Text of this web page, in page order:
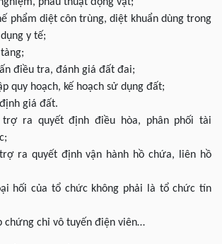
phẩm diệt côn trùng, diệt khuẩn dùng trong
y tế;
điều tra, đánh giá đất đai;
quy hoạch, kế hoạch sử dụng đất;
giá đất.
trợ ra quyết định điều hòa, phân phối tài
ra quyết định vận hành hồ chứa, liên hồ
hối của tổ chức không phải là tổ chức tín
chứng chỉ vô tuyến điện viên…